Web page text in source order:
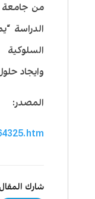
من جامعة
الدراسة
وايجاد
المصدر:
شارك المقال